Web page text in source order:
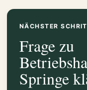
NÄCHSTER
Frage zu
Springe